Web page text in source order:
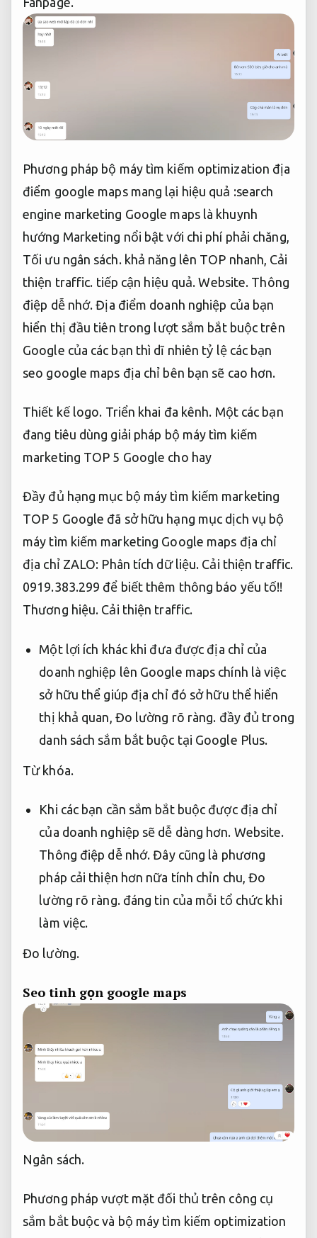
Phương pháp bộ máy tìm kiếm optimization địa
điểm google maps mang lại hiệu quả :search
engine marketing Google maps là khuynh
hướng Marketing nổi bật với chi phí phải chăng,
Tối ưu ngân sách. khả năng lên TOP nhanh, Cải
thiện traffic. tiếp cận hiệu quả.Website. Thông
điệp dễ nhớ. Địa điểm doanh nghiệp của bạn
hiển thị đầu tiên trong lượt sắm bắt buộc trên
Google của các bạn thì dĩ nhiên tỷ lệ các bạn
seo google maps địa chỉ bên bạn sẽ cao hơn.
Thiết kế logo. Triển khai đa kênh. Một các bạn
đang tiêu dùng giải pháp bộ máy tìm kiếm
marketing TOP 5 Google cho hay
Đầy đủ hạng mục bộ máy tìm kiếm marketing
TOP 5 Google đã sở hữu hạng mục dịch vụ bộ
máy tìm kiếm marketing Google maps địa chỉ
địa chỉ ZALO: Phân tích dữ liệu. Cải thiện traffic.
0919.383.299 để biết thêm thông báo yếu tố!!
Thương hiệu. Cải thiện traffic.
Một lợi ích khác khi đưa được địa chỉ của
doanh nghiệp lên Google maps chính là việc
sở hữu thể giúp địa chỉ đó sở hữu thể hiển
thị khả quan, Đo lường rõ ràng. đầy đủ trong
danh sách sắm bắt buộc tại Google Plus.
Từ khóa.
Khi các bạn cần sắm bắt buộc được địa chỉ
của doanh nghiệp sẽ dễ dàng hơn. Website.
Thông điệp dễ nhớ. Đây cũng là phương
pháp cải thiện hơn nữa tính chỉn chu,Đo
lường rõ ràng.đáng tin của mỗi tổ chức khi
làm việc.
Đo lường.
Seo tinh gọn google maps
Ngân sách.
Phương pháp vượt mặt đối thủ trên công cụ
sắm bắt buộc và bộ máy tìm kiếm optimization